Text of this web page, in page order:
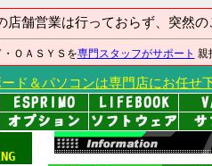
店舗営業は行っておらず、突然
ＯＡＳＹＳを専門スタッフがサポート 親
ド＆パソコンは専門店にお任せ